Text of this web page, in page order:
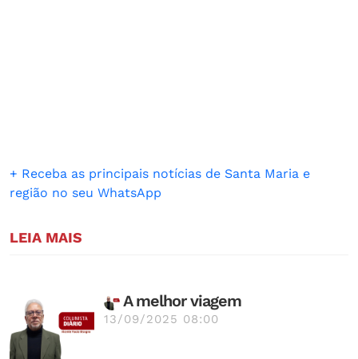
+ Receba as principais notícias de Santa Maria e
região no seu WhatsApp
LEIA MAIS
A melhor viagem
13/09/2025 08:00